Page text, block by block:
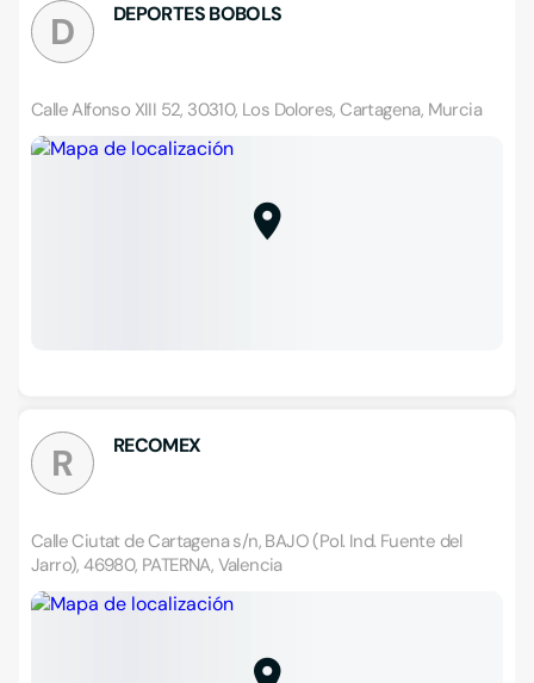
D DEPORTES BOBOLS
Calle Alfonso XIII 52, 30310, Los Dolores, Cartagena, Murcia
R RECOMEX
Calle Ciutat de Cartagena s/n, BAJO (Pol. Ind. Fuente del
Jarro), 46980, PATERNA, Valencia